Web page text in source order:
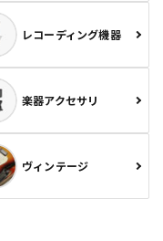
レコーディング機器
楽器アクセサリ
ヴィンテージ